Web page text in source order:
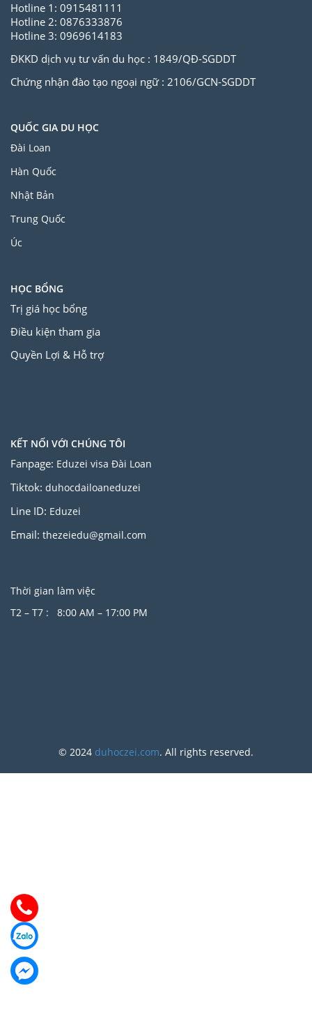
Hotline 1: 0915481111
Hotline 2: 0876333876
Hotline 3: 0969614183
ĐKKD dịch vụ tư vấn du học : 1849/QĐ-SGDDT
Chứng nhận đào tạo ngoại ngữ : 2106/GCN-SGDDT
QUỐC GIA DU HỌC
Đài Loan
Hàn Quốc
Nhật Bản
Trung Quốc
Úc
HỌC BỔNG
Trị giá học bổng
Điều kiện tham gia
Quyền Lợi & Hỗ trợ
KẾT NỐI VỚI CHÚNG TÔI
Fanpage: Eduzei visa Đài Loan
Tiktok: duhocdailoaneduzei
Line ID: Eduzei
Email: thezeiedu@gmail.com
Thời gian làm việc
T2 – T7 : 8:00 AM – 17:00 PM
© 2024 duhoczei.com. All rights reserved.